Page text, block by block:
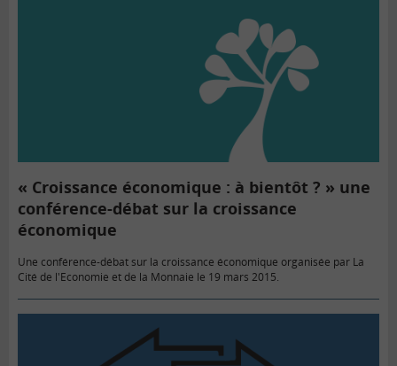
« Croissance économique : à bientôt ? » une
conférence-débat sur la croissance
économique
Une conférence-débat sur la croissance économique organisée par La
Cité de l'Economie et de la Monnaie le 19 mars 2015.